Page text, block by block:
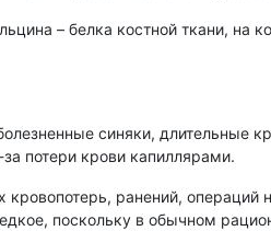
– белка костной ткани, на
синяки, длительные
потери крови капиллярами.
ранений, операций
поскольку в обычном